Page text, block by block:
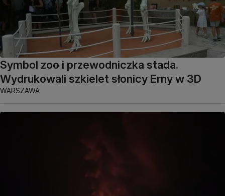
Symbol zoo i przewodniczka stada.
Wydrukowali szkielet słonicy Erny w 3D
WARSZAWA